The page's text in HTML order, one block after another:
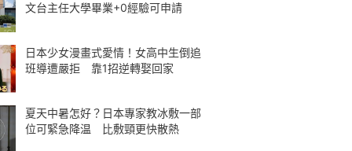
文台主任大學畢業+0經驗可申請
日本少女漫畫式愛情！女高中生倒追
班導遭嚴拒 靠1招逆轉娶回家
夏天中暑怎好？日本專家教冰敷一部
位可緊急降温 比敷頸更快散熱